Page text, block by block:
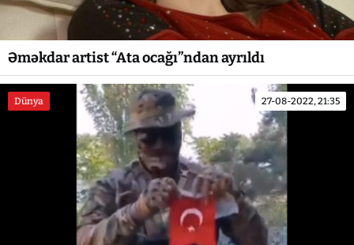
Əməkdar artist “Ata ocağı”ndan ayrıldı
Dünya 27-08-2022, 21:35